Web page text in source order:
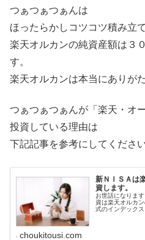
つぁつぁつぁんは
ほったらかしコツコツ積み立
楽天オルカンの純資産額は３
す。
楽天オルカンは本当にありが
つぁつぁつぁんが「楽天・オ
投資している理由は
下記記事を参考にしてください
新ＮＩＳＡは
資します。
お世話になりま
資は楽天オルカ
式のインデック
choukitousi.com